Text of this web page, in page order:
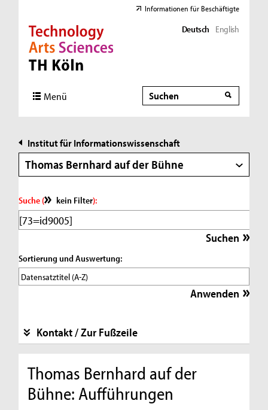
Direkt zur Hauptnavigation
Direkt zur Subnavigation
Direkt zum Inhalt
Direkt zum Fußbereich
Informationen für Beschäftigte
Deutsch English
Menü Suche
Suche
Institut für Informationswissenschaft
Thomas Bernhard auf der Bühne
Suche ( kein Filter):
Sortierung und Auswertung:
Kontakt / Zur Fußzeile
Thomas Bernhard auf der
Bühne: Aufführungen